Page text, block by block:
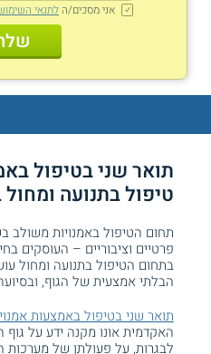
אני מסכים/ה לתנאי
תואר שני בטיפול
טיפול בתנועה
תחום הטיפול באמנויות משולב
פרטיים וציבוריים – העוסקים
בתחום הטיפול בתנועה ומחול
הבלתי אמצעית של הגוף,
תואר שני בטיפול באמצעות
האקדמית אונו מקנה ידע על
לבגרות, על פעולתן של